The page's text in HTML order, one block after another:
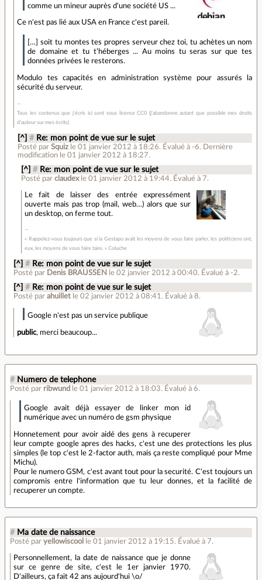
comme un mineur auprès d'une société US ...
Ce n'est pas lié aux USA en France c'est pareil.
[…] soit tu montes tes propres serveur chez toi, tu achètes un nom
de domaine et tu t’héberges ... Au moins tu seras sur que tes
données privées le resterons.
Modulo tes capacités en administration système pour assurés la
sécurité du serveur.
Tous les contenus que j'écris ici sont sous licence CC0 (j'abandonne autant que possible mes droits
d'auteur sur mes écrits)
[^] # Re: mon point de vue sur le sujet
Posté par Squiz le 01 janvier 2012 à 18:26. Évalué à -6. Dernière
modification le 01 janvier 2012 à 18:27.
[^] # Re: mon point de vue sur le sujet
Posté parclaudex le 01 janvier 2012 à 19:44. Évalué à7.
Le fait de laisser des entrée expressément
ouverte mais pas trop (mail, web…) alors que sur
un desktop, on ferme tout.
« Rappelez-vous toujours que si la Gestapo avait les moyens de vous faire parler, les politiciens ont,
eux, les moyens de vous faire taire. » Coluche
[^] # Re: mon point de vue sur le sujet
Posté par Denis BRAUSSEN le 02 janvier 2012 à 00:40. Évalué à -2.
[^] # Re: mon point de vue sur le sujet
Posté parahuillet le 02 janvier 2012 à 08:41. Évalué à8.
Google n'est pas un service publique
public, merci beaucoup...
# Numero de telephone
Posté par ribwund le 01 janvier 2012 à 18:03. Évalué à 6.
Google avait déjà essayer de linker mon id
numérique avec un numéro de gsm physique
Honnetement pour avoir aidé des gens à recuperer
leur compte google apres des hacks, c'est une des protections les plus
simples (le top c'est le 2-factor auth, mais ça reste compliqué pour Mme
Michu).
Pour le numero GSM, c'est avant tout pour la securité. C'est toujours un
compromis entre l'information que tu leur donnes, et la facilité de
recuperer un compte.
# Ma date de naissance
Posté par yellowiscool le 01 janvier 2012 à 19:15. Évalué à 7.
Personnellement, la date de naissance que je donne
sur ce genre de site, c'est le 1er janvier 1970.
D'ailleurs, ça fait 42 ans aujourd'hui \o/